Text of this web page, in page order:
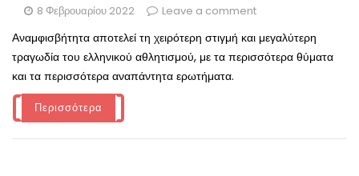
8 Φεβρουαρίου 2022
Leave a comment
Αναμφισβήτητα αποτελεί τη χειρότερη στιγμή και μεγαλύτερη
τραγωδία του ελληνικού αθλητισμού, με τα περισσότερα θύματα
και τα περισσότερα αναπάντητα ερωτήματα.
Περισσότερα